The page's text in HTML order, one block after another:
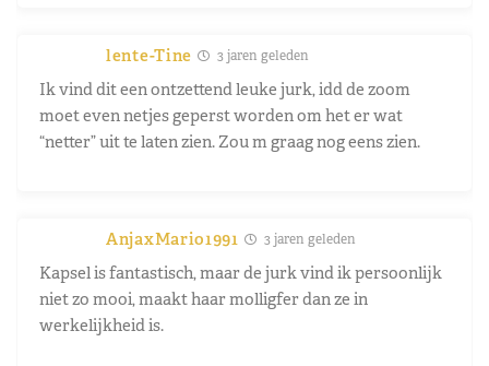
lente-Tine 3 jaren geleden
Ik vind dit een ontzettend leuke jurk, idd de zoom
moet even netjes geperst worden om het er wat
“netter” uit te laten zien. Zou m graag nog eens zien.
AnjaxMario1991 3 jaren geleden
Kapsel is fantastisch, maar de jurk vind ik persoonlijk
niet zo mooi, maakt haar molligfer dan ze in
werkelijkheid is.